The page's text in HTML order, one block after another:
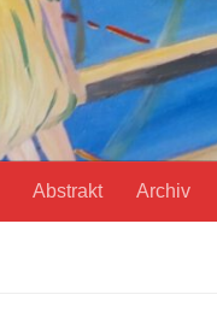
Abstrakt Archiv